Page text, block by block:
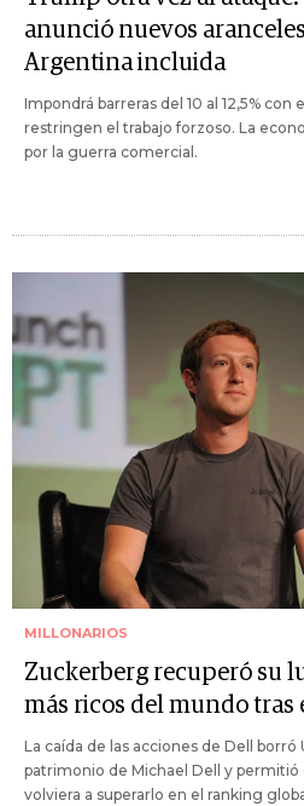
anunció nuevos
Argentina incluida
Impondrá barreras del 10 al 12,5%
restringen el trabajo forzoso. La
por la guerra comercial.
MILLONARIOS
Zuckerberg recuperó su
más ricos del mundo tras
La caída de las acciones de Dell borró
patrimonio de Michael Dell y
volviera a superarlo en el ranking